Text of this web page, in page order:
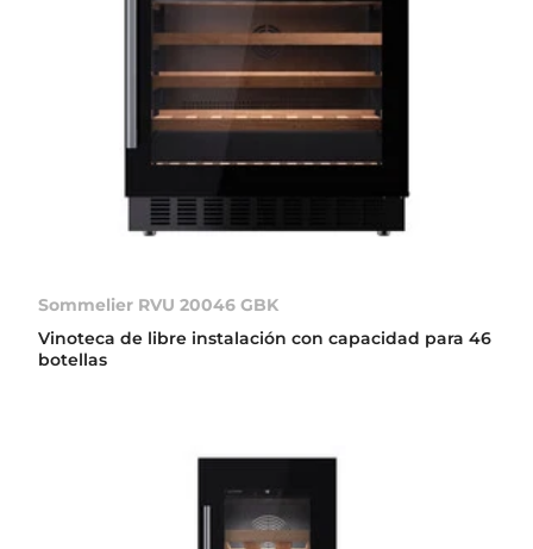
Sommelier RVU 20046 GBK
Vinoteca de libre instalación con capacidad para 46
botellas